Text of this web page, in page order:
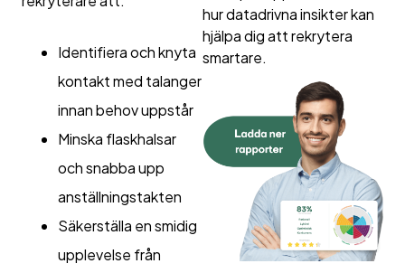
Identifiera och knyta
kontakt med talanger
innan behov uppstår
Minska flaskhalsar
och snabba upp
anställningstakten
Säkerställa en smidig
upplevelse från
hur datadrivna insikter kan
hjälpa dig att rekrytera
smartare.